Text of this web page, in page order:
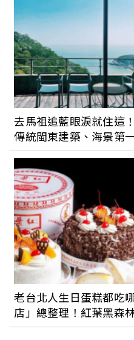
去馬祖追藍眼淚就住這
傳統閩東建築、海景第
小島時光
老台北人生日蛋糕都吃
店」總整理！紅葉黑森
甜而不膩